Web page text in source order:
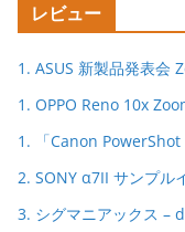
レビュー
1. ASUS 新製品発表会
1. OPPO Reno 10x
1. 「Canon PowerShot
2. SONY α7II サンプル
3. シグマニアックス –